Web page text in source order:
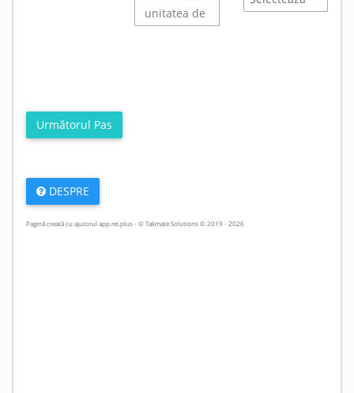
DESPRE
Pagină creată cu ajutorul app.rei.plus - © Takmate Solutions © 2019 - 2026